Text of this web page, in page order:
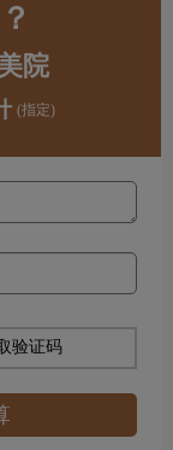
院
(指定)
验证码